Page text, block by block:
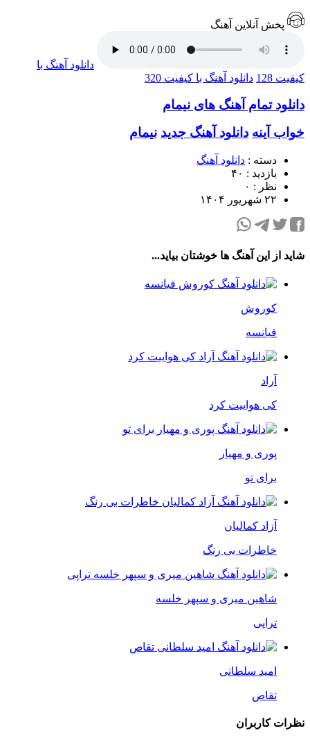
پخش آنلاین آهنگ
دانلود آهنگ با
کیفیت 128
دانلود آهنگ با کیفیت 320
دانلود تمام آهنگ های نیمام
خواب آینه دانلود آهنگ جدید نیمام
دسته : دانلود آهنگ
بازدید : ۴۰
نظر : ۰
۲۲ شهریور ۱۴۰۴
شاید از این آهنگ ها خوشتان بیاید...
کوروش
فیانسه
آراد
کی هواییت کرد
پوری و مهیار
برای تو
آزاد کمالیان
خاطرات بی رنگ
شاهین میری و سپهر خلسه
تراپی
امید سلطانی
تقاص
نظرات کاربران